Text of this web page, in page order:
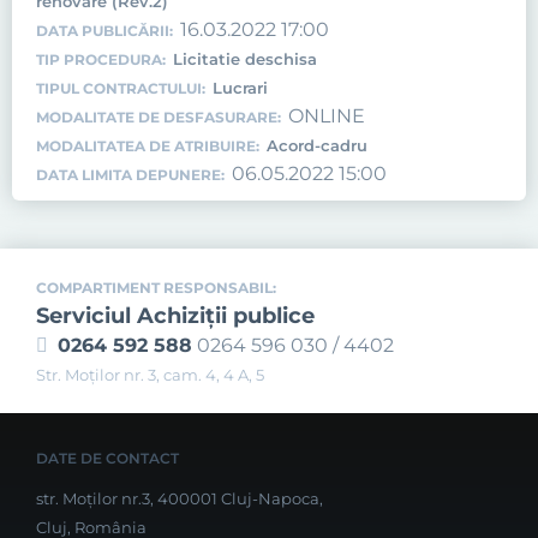
DATA PUBLICĂRII: 16.03.2022 17:00
TIP PROCEDURA: Licitatie deschisa
TIPUL CONTRACTULUI: Lucrari
MODALITATE DE DESFASURARE: ONLINE
MODALITATEA DE ATRIBUIRE: Acord-cadru
DATA LIMITA DEPUNERE: 06.05.2022 15:00
COMPARTIMENT RESPONSABIL:
Serviciul Achiziţii publice
0264 592 588 0264 596 030 / 4402
Str. Moţilor nr. 3, cam. 4, 4 A, 5
DATE DE CONTACT
str. Moților nr.3, 400001 Cluj-Napoca,
Cluj, România